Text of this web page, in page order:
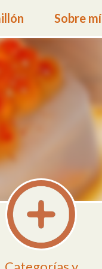
Sobre mí